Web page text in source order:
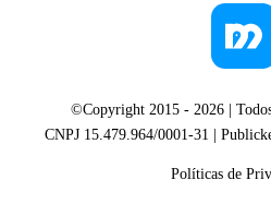
©Copyright 2015 - 2026 |
CNPJ 15.479.964/0001-31 |
Políticas de